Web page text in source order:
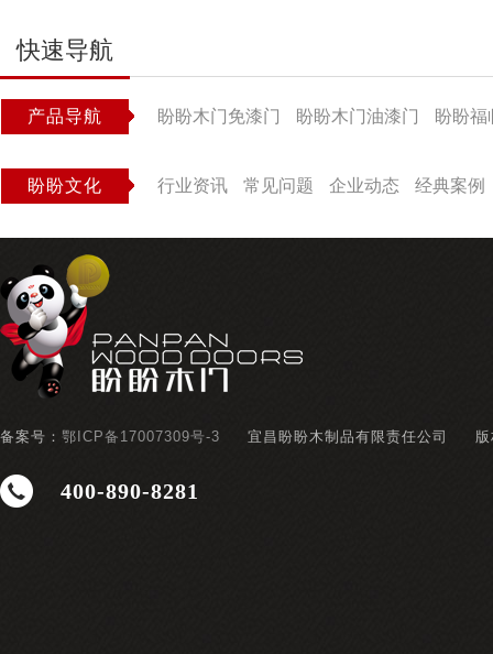
快速导航
产品导航 盼盼木门免漆门 盼盼木门油漆门 盼盼福
盼盼文化 行业资讯 常见问题 企业动态 经典案例
备案号： 鄂ICP备17007309号-3 宜昌盼盼木制品有限责任公司
400-890-8281